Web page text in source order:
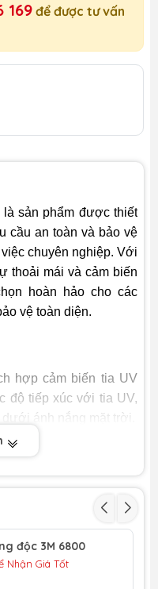
169 để được tư vấn
là sản phẩm được thiết
cầu an toàn và bảo vệ
chuyên nghiệp. Với
thoải mái và cảm biến
hoàn hảo cho các
vệ toàn diện.
hợp cảm biến tia UV
độ tiếp xúc với tia UV,
ánh nắng mặt trời.
lỗ thông khí
mang lại cảm giác dễ
dụng.
và môi trường khắc
: Phù hợp với nhiều
và hình ảnh chuyên
độc 3M 6800
Nhận Giá Tốt